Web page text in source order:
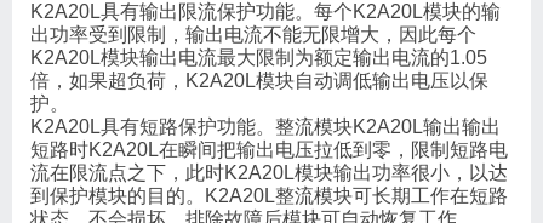
K2A20L具有输出限流保护功能。每个K2A20L模块的输
出功率受到限制，输出电流不能无限增大，因此每个
K2A20L模块输出电流最大限制为额定输出电流的1.05
倍，如果超负荷，K2A20L模块自动调低输出电压以保
护。
K2A20L具有短路保护功能。整流模块K2A20L输出输出
短路时K2A20L在瞬间把输出电压拉低到零，限制短路电
流在限流点之下，此时K2A20L模块输出功率很小，以达
到保护模块的目的。K2A20L整流模块可长期工作在短路